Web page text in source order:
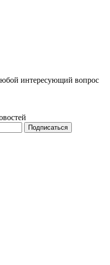
интересующий вопрос
Подписаться